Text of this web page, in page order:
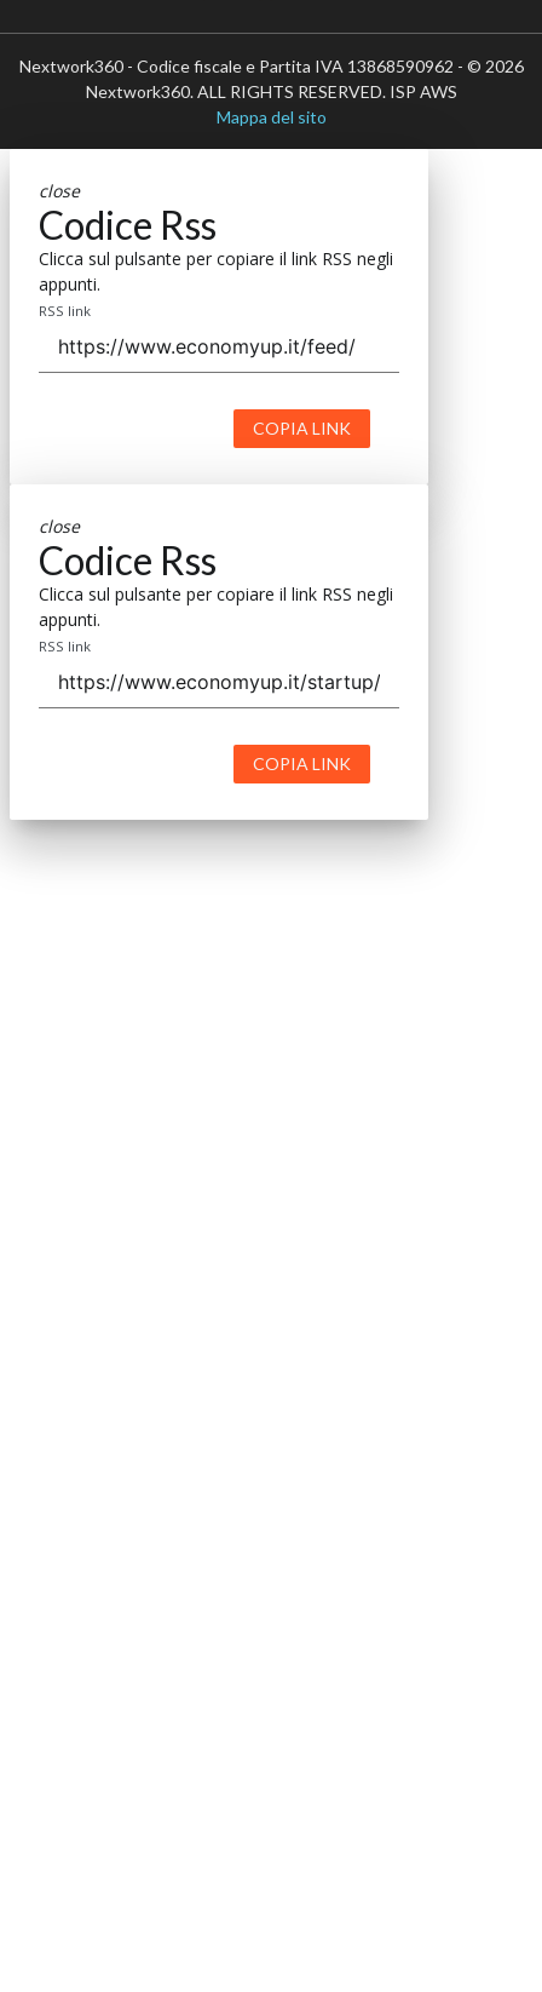
Nextwork360 - Codice fiscale e Partita IVA 13868590962 - © 2026
Nextwork360. ALL RIGHTS RESERVED. ISP AWS
Mappa del sito
close
Codice Rss
Clicca sul pulsante per copiare il link RSS negli
appunti.
RSS link
COPIA LINK
close
Codice Rss
Clicca sul pulsante per copiare il link RSS negli
appunti.
RSS link
COPIA LINK